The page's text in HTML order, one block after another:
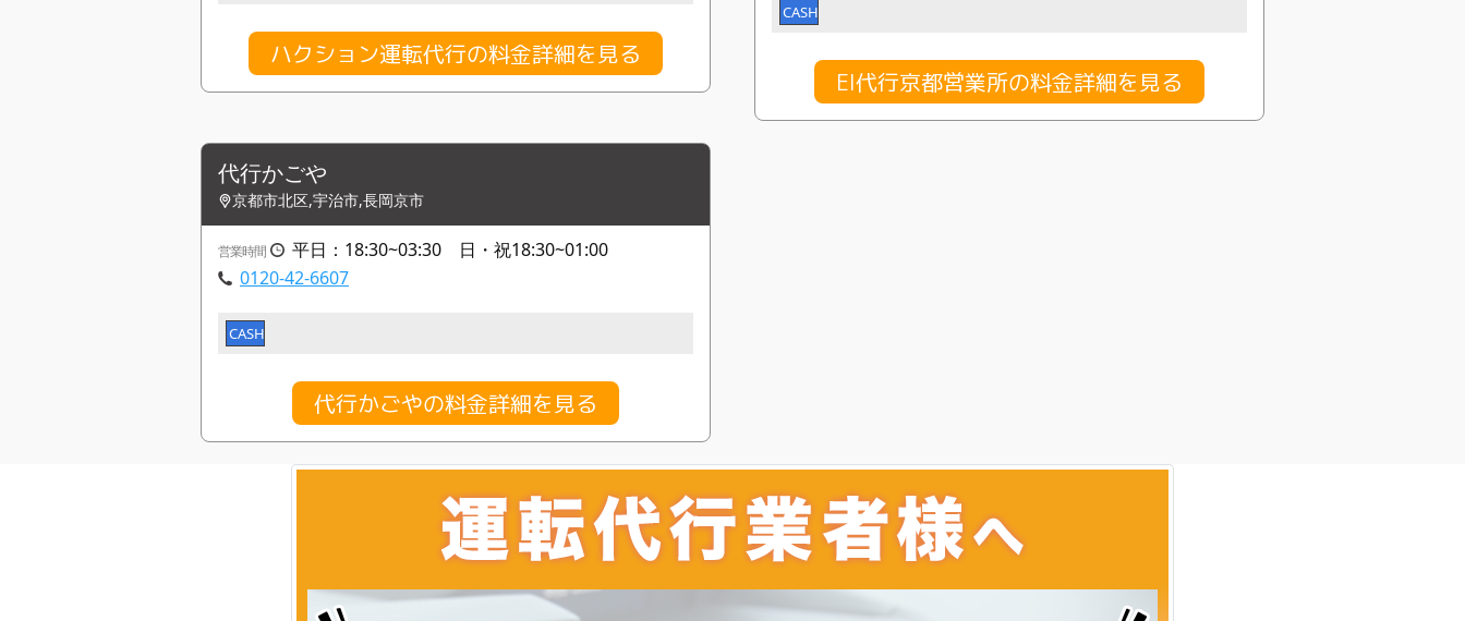
ハクション運転代行の料金詳細を見る
CASH
EI代行京都営業所の料金詳細を見る
代行かごや
京都市北区,宇治市,長岡京市
営業時間
平日：18:30~03:30 日・祝18:30~01:00
0120-42-6607
CASH
代行かごやの料金詳細を見る